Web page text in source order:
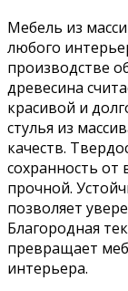
Мебель из
любого
производстве
древесина
красивой и
стулья из
качеств.
сохранность от
прочной.
позволяет
Благородная
превращает
интерьера.